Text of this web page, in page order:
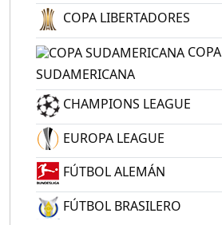
COPA LIBERTADORES
COPA
SUDAMERICANA
CHAMPIONS LEAGUE
EUROPA LEAGUE
FÚTBOL ALEMÁN
FÚTBOL BRASILERO